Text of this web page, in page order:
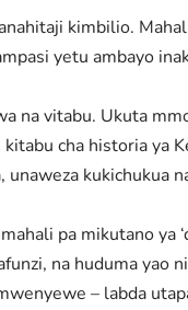
kimbilio.
yetu ambayo
na vitabu. Ukuta
cha historia ya
kukichukua
pa mikutano ya
na huduma yao
– labda